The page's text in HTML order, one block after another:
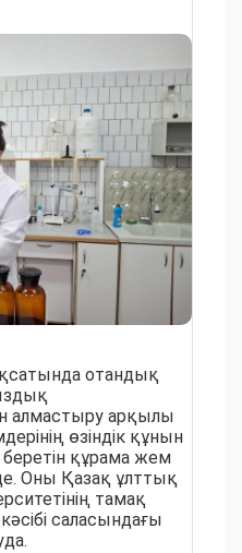
отандық
алмастыру арқылы
өзіндік құнын
беретін құрама жем
Оны Қазақ ұлттық
тамақ
саласындағы